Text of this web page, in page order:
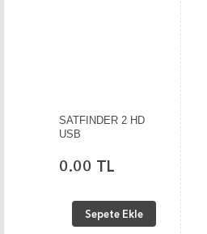
SATFINDER 2 HD
USB
0.00 TL
Sepete Ekle